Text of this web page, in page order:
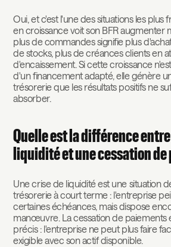
Oui, et c'est l'une des situations les plus
en croissance voit son BFR augmenter
plus de commandes signifie plus
de stocks, plus de créances clients en
d'encaissement. Si cette croissance
d'un financement adapté, elle génère
trésorerie que les résultats positifs ne
absorber.
Quelle est la différence
liquidité et une cessation de
Une crise de liquidité est une situation
trésorerie à court terme : l'entreprise
certaines échéances, mais dispose
manœuvre. La cessation de paiements
précis : l'entreprise ne peut plus faire
exigible avec son actif disponible.